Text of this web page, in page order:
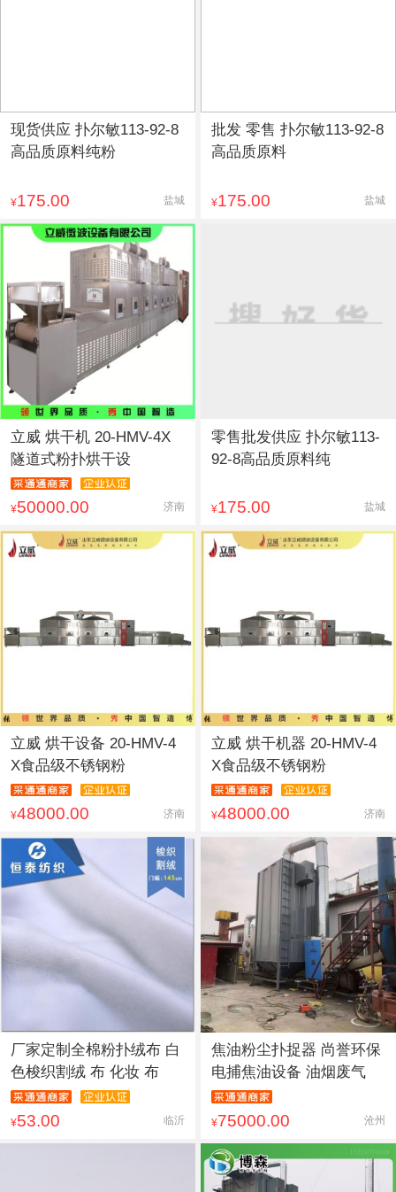
现货供应 扑尔敏113-92-8
高品质原料纯粉
¥175.00 盐城
批发 零售 扑尔敏113-92-8
高品质原料
¥175.00 盐城
立威 烘干机 20-HMV-4X
隧道式粉扑烘干设
¥50000.00 济南
零售批发供应 扑尔敏113-
92-8高品质原料纯
¥175.00 盐城
立威 烘干设备 20-HMV-4
X食品级不锈钢粉
¥48000.00 济南
立威 烘干机器 20-HMV-4
X食品级不锈钢粉
¥48000.00 济南
厂家定制全棉粉扑绒布 白
色梭织割绒 布 化妆 布
¥53.00 临沂
焦油粉尘扑捉器 尚誉环保
电捕焦油设备 油烟废气
¥75000.00 沧州